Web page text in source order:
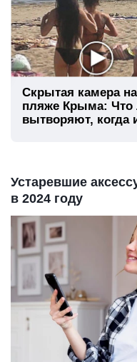
Скрытая камера на
пляже Крыма:
вытворяют, когда
Устаревшие
в 2024 году